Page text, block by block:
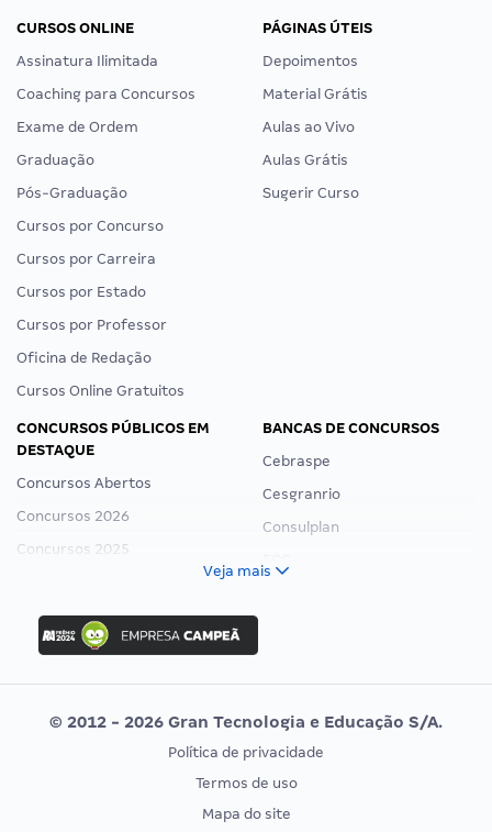
CURSOS ONLINE
Assinatura Ilimitada
Coaching para Concursos
Exame de Ordem
Graduação
Pós-Graduação
Cursos por Concurso
Cursos por Carreira
Cursos por Estado
Cursos por Professor
Oficina de Redação
Cursos Online Gratuitos
PÁGINAS ÚTEIS
Depoimentos
Material Grátis
Aulas ao Vivo
Aulas Grátis
Sugerir Curso
CONCURSOS PÚBLICOS EM
DESTAQUE
Concursos Abertos
Concursos 2026
Concursos 2025
Concurso Ibama
Concurso MPU
Editais publicados
BANCAS DE CONCURSOS
Cebraspe
Cesgranrio
Consulplan
Vunesp
CONCURSOS POR PROFISSÃO
EXAME DE ORDEM
Veja mais
© 2012 - 2026 Gran Tecnologia e Educação S/A.
Política de privacidade
Termos de uso
Mapa do site